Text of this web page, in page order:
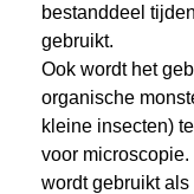
bestanddeel
gebruikt.
Ook wordt het
organische
kleine insecten)
voor
wordt gebruikt